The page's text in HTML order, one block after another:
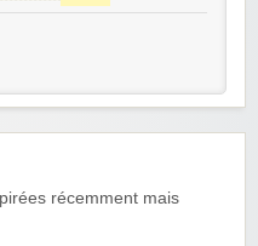
récemment mais